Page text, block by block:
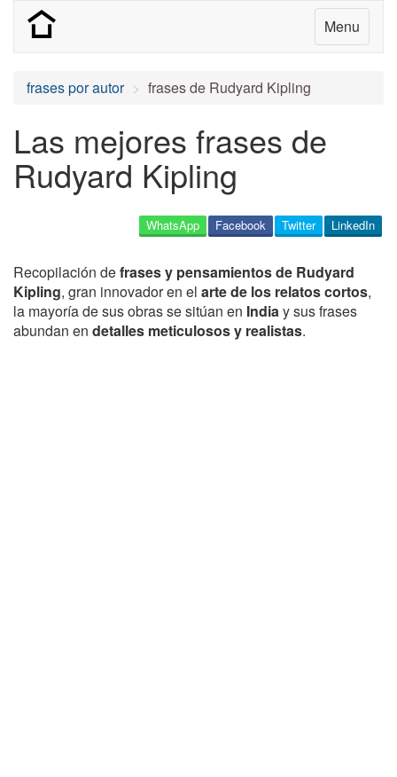
Menu
frases por autor frases de Rudyard Kipling
Las mejores frases de
Rudyard Kipling
LinkedIn
Twitter
Facebook
WhatsApp
Recopilación defrases y pensamientos de Rudyard
Kipling, gran innovador en el arte de los relatos cortos,
la mayoría de sus obras se sitúan en Indiay sus frases
abundan en detalles meticulosos y realistas.